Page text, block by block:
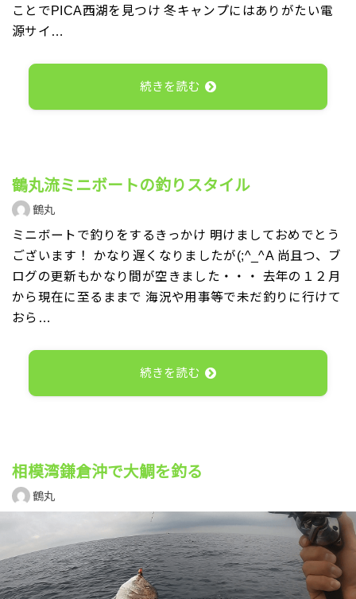
ことでPICA西湖を見つけ 冬キャンプにはありがたい電
源サイ…
続きを読む
鶴丸流ミニボートの釣りスタイル
鶴丸
ミニボートで釣りをするきっかけ 明けましておめでとう
ございます！ かなり遅くなりましたが(;^_^A 尚且つ、ブ
ログの更新もかなり間が空きました・・・ 去年の１２月
から現在に至るままで 海況や用事等で未だ釣りに行けて
おら…
続きを読む
相模湾鎌倉沖で大鯛を釣る
鶴丸